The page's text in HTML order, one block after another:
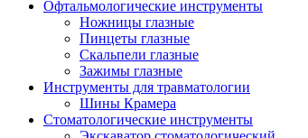
Офтальмологические инструменты
Ножницы глазные
Пинцеты глазные
Скальпели глазные
Зажимы глазные
Инструменты для травматологии
Шины Крамера
Стоматологические инструменты